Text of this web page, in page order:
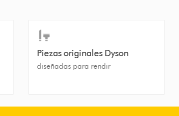
Piezas originales Dyson
diseñadas para rendir